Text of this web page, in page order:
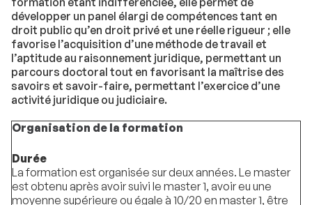
développer un panel élargi de compétences tant en
droit public qu’en droit privé et une réelle rigueur ; elle
favorise l’acquisition d’une méthode de travail et
l’aptitude au raisonnement juridique, permettant un
parcours doctoral tout en favorisant la maîtrise des
savoirs et savoir-faire, permettant l’exercice d’une
activité juridique ou judiciaire.
Organisation de la formation
Durée
La formation est organisée sur deux années. Le master
est obtenu après avoir suivi le master 1, avoir eu une
moyenne supérieure ou égale à 10/20 en master 1, être